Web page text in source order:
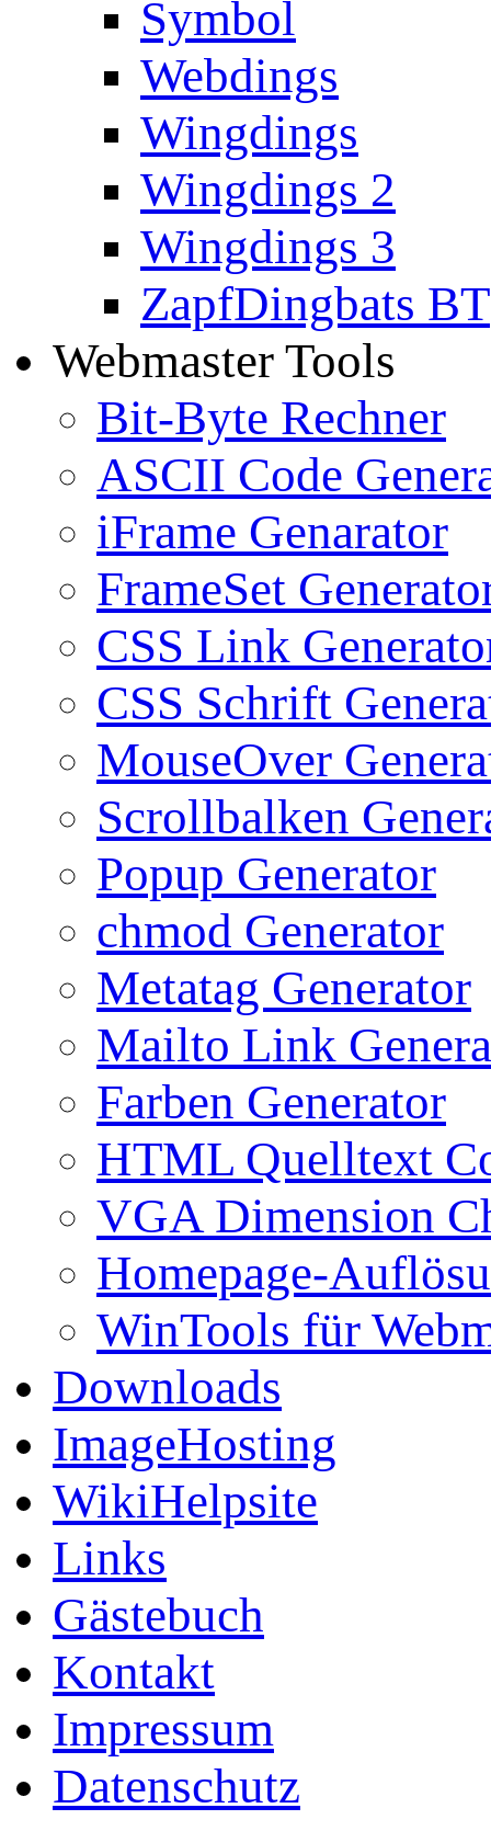
Symbol
Webdings
Wingdings
Wingdings 2
Wingdings 3
ZapfDingbats BT
Webmaster Tools
Bit-Byte Rechner
ASCII Code
iFrame Genarator
FrameSet
CSS Link
CSS Schrift
MouseOver
Scrollbalken
Popup Generator
chmod Generator
Metatag Generator
Mailto Link
Farben Generator
HTML Quelltext
VGA Dimension
Homepage-
WinTools für
Downloads
ImageHosting
WikiHelpsite
Links
Gästebuch
Kontakt
Impressum
Datenschutz